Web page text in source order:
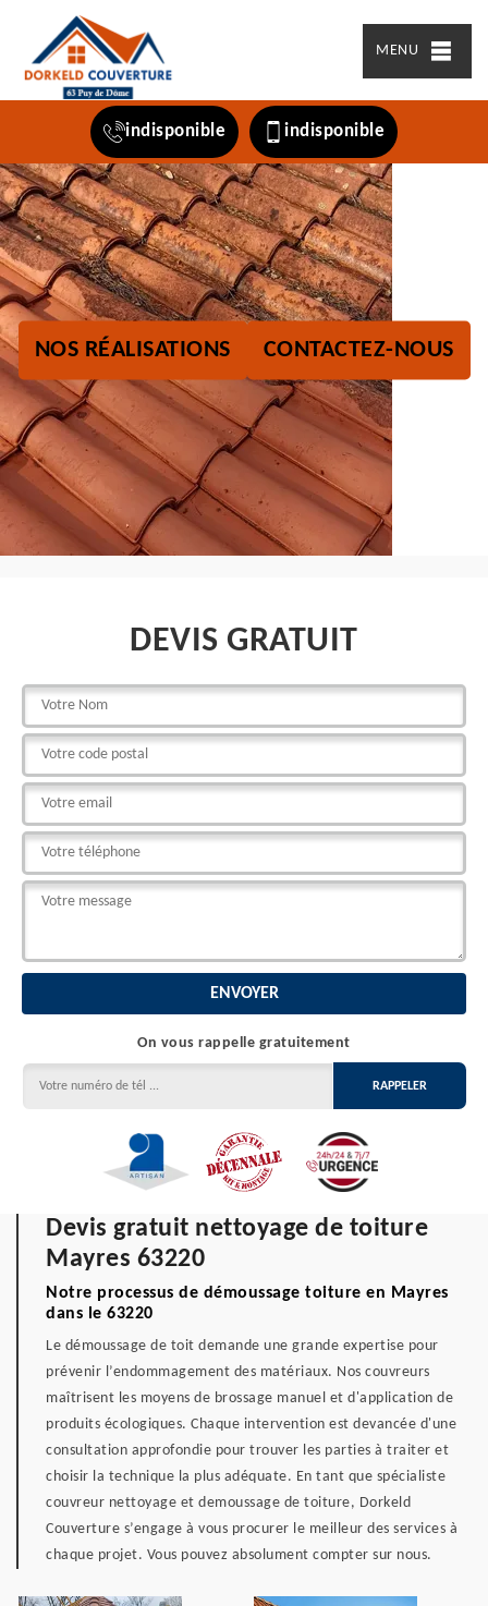
MENU
indisponible indisponible
NOS RÉALISATIONS CONTACTEZ-NOUS
DEVIS GRATUIT
On vous rappelle gratuitement
Devis gratuit nettoyage de toiture
Mayres 63220
Notre processus de démoussage toiture en Mayres
dans le 63220
Le démoussage de toit demande une grande expertise pour
prévenir l’endommagement des matériaux. Nos couvreurs
maîtrisent les moyens de brossage manuel et d'application de
produits écologiques. Chaque intervention est devancée d'une
consultation approfondie pour trouver les parties à traiter et
choisir la technique la plus adéquate. En tant que spécialiste
couvreur nettoyage et demoussage de toiture, Dorkeld
Couverture s’engage à vous procurer le meilleur des services à
chaque projet. Vous pouvez absolument compter sur nous.